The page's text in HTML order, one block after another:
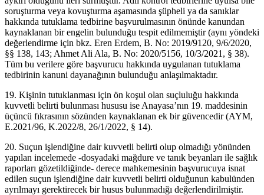
soruşturma veya kovuşturma aşamasında şüpheli ya da sanıklar
hakkında tutuklama tedbirine başvurulmasının önünde kanundan
kaynaklanan bir engelin bulunduğu tespit edilmemiştir (aynı yöndeki
değerlendirme için bkz. Eren Erdem, B. No: 2019/9120, 9/6/2020,
§§ 138, 143; Ahmet Ali Ala, B. No: 2020/5156, 10/3/2021, § 38).
Tüm bu verilere göre başvurucu hakkında uygulanan tutuklama
tedbirinin kanuni dayanağının bulunduğu anlaşılmaktadır.
19. Kişinin tutuklanması için ön koşul olan suçluluğu hakkında
kuvvetli belirti bulunması hususu ise Anayasa’nın 19. maddesinin
üçüncü fıkrasının sözünden kaynaklanan ek bir güvencedir (AYM,
E.2021/96, K.2022/8, 26/1/2022, § 14).
20. Suçun işlendiğine dair kuvvetli belirti olup olmadığı yönünden
yapılan incelemede -dosyadaki mağdure ve tanık beyanları ile sağlık
raporları gözetildiğinde- derece mahkemesinin başvurucuya isnat
edilen suçun işlendiğine dair kuvvetli belirti olduğunun kabulünden
ayrılmayı gerektirecek bir husus bulunmadığı değerlendirilmiştir.